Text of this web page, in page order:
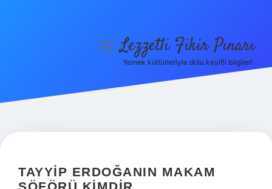
Hakkımızda
menüyüLezzetli Fikir Pınarı
Yemek kültürleriyle dolu keyifli bilgiler!
TAYYIP ERDOĞANIN MAKAM